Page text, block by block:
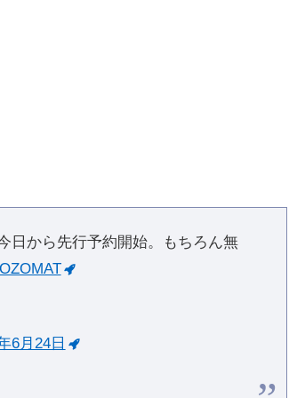
日から先行予約開始。もちろん無
6月24日